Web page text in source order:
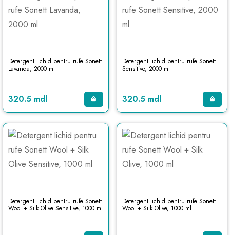
Detergent lichid pentru rufe Sonett
Lavanda, 2000 ml
320.5 mdl
Detergent lichid pentru rufe Sonett
Sensitive, 2000 ml
320.5 mdl
Detergent lichid pentru rufe Sonett
Wool + Silk Olive Sensitive, 1000 ml
Detergent lichid pentru rufe Sonett
Wool + Silk Olive, 1000 ml